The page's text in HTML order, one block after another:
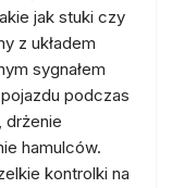
jak stuki czy
z układem
sygnałem
podczas
drżenie
hamulców.
kontrolki na